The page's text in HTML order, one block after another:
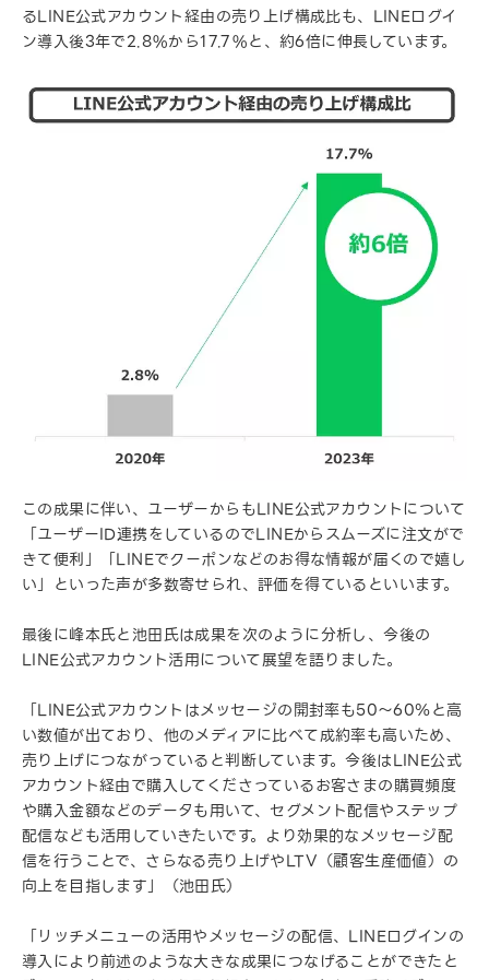
るLINE公式アカウント経由の売り上げ構成比も、LINEログイ
ン導入後3年で2.8%から17.7%と、約6倍に伸長しています。
この成果に伴い、ユーザーからもLINE公式アカウントについて
「ユーザーID連携をしているのでLINEからスムーズに注文がで
きて便利」「LINEでクーポンなどのお得な情報が届くので嬉し
い」といった声が多数寄せられ、評価を得ているといいます。
最後に峰本氏と池田氏は成果を次のように分析し、今後の
LINE公式アカウント活用について展望を語りました。
「LINE公式アカウントはメッセージの開封率も50～60％と高
い数値が出ており、他のメディアに比べて成約率も高いため、
売り上げにつながっていると判断しています。今後はLINE公式
アカウント経由で購入してくださっているお客さまの購買頻度
や購入金額などのデータも用いて、セグメント配信やステップ
配信なども活用していきたいです。より効果的なメッセージ配
信を行うことで、さらなる売り上げやLTV（顧客生産価値）の
向上を目指します」（池田氏）
「リッチメニューの活用やメッセージの配信、LINEログインの
導入により前述のような大きな成果につなげることができたと